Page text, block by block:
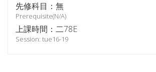
先修科目：無
Prerequisite(N/A)
上課時間：二78E
Session: tue16-19